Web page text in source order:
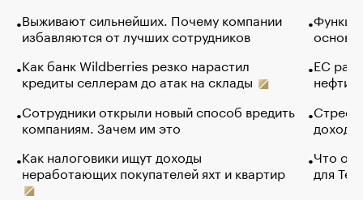
Выживают сильнейших. Почему компании
избавляются от лучших сотрудников
Как банк Wildberries резко нарастил
кредиты селлерам до атак на склады
Сотрудники открыли новый способ вредить
компаниям. Зачем им это
Как налоговики ищут доходы
неработающих покупателей яхт и квартир
основ
ЕС
нефти
Что
для